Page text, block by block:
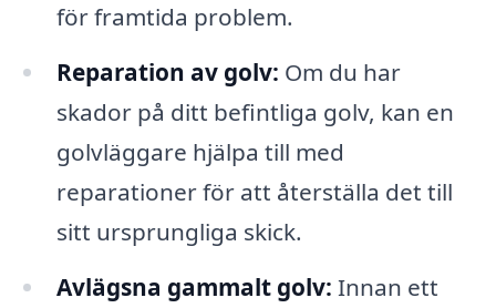
för framtida problem.
Reparation av golv: Om du har
skador på ditt befintliga golv, kan en
golvläggare hjälpa till med
reparationer för att återställa det till
sitt ursprungliga skick.
Avlägsna gammalt golv: Innan ett